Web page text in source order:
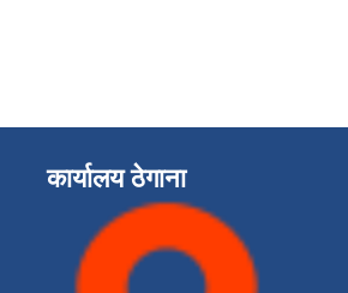
कार्यालय ठेगाना